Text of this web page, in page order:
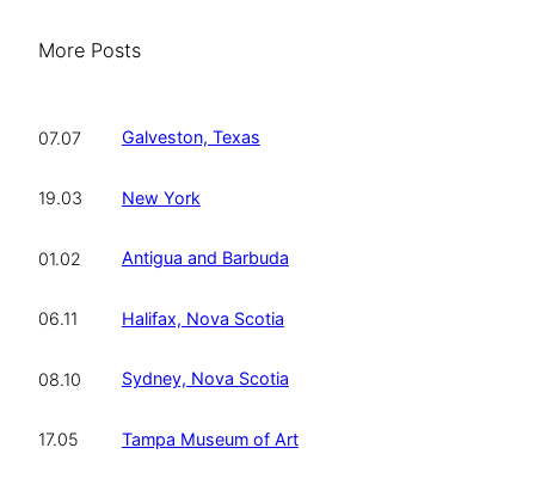
More Posts
07.07 Galveston, Texas
19.03 New York
01.02 Antigua and Barbuda
06.11 Halifax, Nova Scotia
08.10 Sydney, Nova Scotia
17.05 Tampa Museum of Art